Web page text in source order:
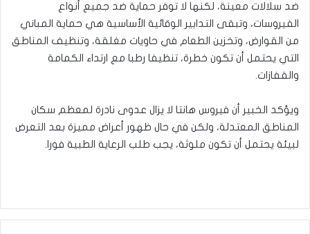
ضد سلالات معينة، لكنها لا توفر حماية ضد جميع أنواع
الفيروسات، وتبقى التدابير الوقائية الأساسية هي حماية المباني
من القوارض، وتخزين الطعام في حاويات مغلقة، وتنظيف المناطق
التي يحتمل أن تكون خطرة، تنظيفا رطبا مع ارتداء الكمامة
والقفازات.
ويؤكد الخبير أن فيروس هانتا لا يزال عدوى نادرة لمعظم سكان
المناطق المعتدلة، ولكن في حال ظهور أعراض مميزة بعد التعرض
لبيئة يحتمل أن تكون ملوثة، يجب طلب الرعاية الطبية فورا.